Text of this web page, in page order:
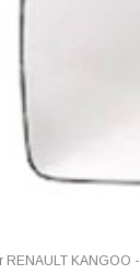
RENAULT KANGOO -